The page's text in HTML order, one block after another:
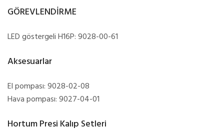
GÖREVLENDİRME
LED göstergeli H16P: 9028-00-61
Aksesuarlar
El pompası: 9028-02-08
Hava pompası: 9027-04-01
Hortum Presi Kalıp Setleri